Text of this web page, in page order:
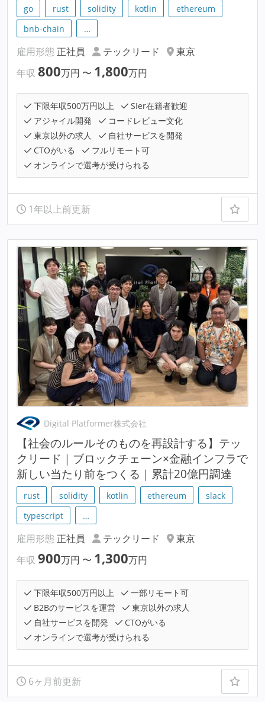
go rust solidity kotlin
ethereum
bnb-chain
…
雇用形態 正社員 テックリード
東京
年収 800万円 〜 1,800万円
下限年収500万円以上
SIer在籍者歓迎
アジャイル開発
コードレビュー文化
東京以外の求人
自社サービスを開発
CTOがいる
フルリモート可
オンラインで選考が受けられる
1年以上前更新
Digital Platformer株式会社
【社会のルールそのものを再設計する】テッ
クリード｜ブロックチェーン×金融インフラで
新しい当たり前をつくる｜累計20億円調達
rust solidity kotlin ethereum
slack
typescript
…
雇用形態 正社員 テックリード
東京
年収 900万円 〜 1,300万円
下限年収500万円以上
一部リモート可
B2Bのサービスを運営
東京以外の求人
自社サービスを開発
CTOがいる
オンラインで選考が受けられる
6ヶ月前更新